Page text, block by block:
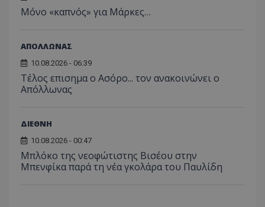
Μόνο «καπνός» για Μάρκες…
ΑΠΟΛΛΩΝΑΣ
10.08.2026 - 06:39
Tέλος επισημα ο Ασόρο... τον ανακοινώνει ο
Απόλλωνας
ΔΙΕΘΝΗ
10.08.2026 - 00:47
Μπλόκο της νεοφώτιστης Βισέου στην
Μπενφίκα παρά τη νέα γκολάρα του Παυλίδη